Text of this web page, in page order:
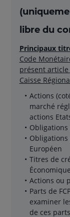
libre du
Principaux
Code
présent
Caisse
Actions
marché
actions
Obligations
Européen
Titres de
Actions ou
Parts de
examiner
de ces